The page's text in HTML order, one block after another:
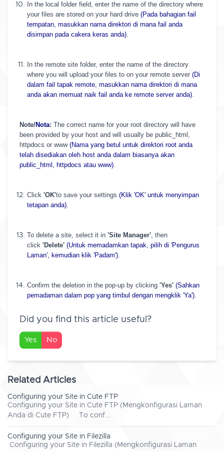
In the local folder field, enter the name of the directory where
your files are stored on your hard drive (Pada bahagian fail
tempatan, masukkan nama direktori di mana fail anda
disimpan pada cakera keras anda).
In the remote site folder, enter the name of the directory
where you will upload your files to on your remote server (Di
dalam fail tapak remote, masukkan nama direktori di mana
anda akan memuat naik fail anda ke remote server anda).
Note/Nota: The correct name for your root directory will have
been provided by your host and will usually be public_html,
httpdocs or www (Nama yang betul untuk direktori root anda
telah disediakan oleh host anda dalam biasanya akan
public_html, httpdocs atau www).
Click 'OK'to save your settings (Klik 'OK' untuk menyimpan
tetapan anda).
To delete a site, select it in 'Site Manager', then
click 'Delete' (Untuk memadamkan tapak, pilih di 'Pengurus
Laman', kemudian klik 'Padam').
Confirm the deletion in the pop-up by clicking 'Yes' (Sahkan
pemadaman dalam pop yang timbul dengan mengklik 'Ya').
Did you find this article useful?
Yes No
Related Articles
Configuring your Site in Cute FTP
Configuring your Site in Cute FTP (Mengkonfigurasi Laman
Anda di Cute FTP) To conf...
Configuring your Site in Filezilla
Configuring your Site in Filezilla (Mengkonfigurasi Laman